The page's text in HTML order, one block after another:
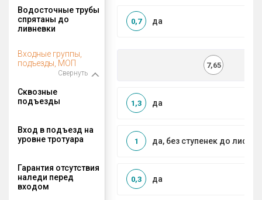
Водосточные трубы
спрятаны до
ливневки
да
0,7
Входные группы,
подъезды, МОП
Свернуть
7,65
Сквозные
подъезды
да
1,3
Вход в подъезд на
уровне тротуара
да, без ступенек до лифта
1
Гарантия отсутствия
наледи перед
входом
да
0,3